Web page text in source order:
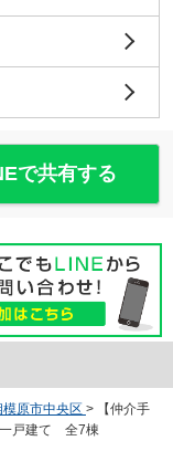
で共有する
模原市中央区 >
【仲介手
戸建て 全7棟